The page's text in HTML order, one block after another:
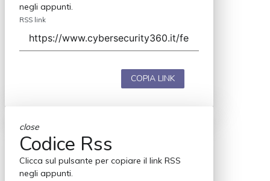
negli appunti.
RSS link
COPIA LINK
close
Codice Rss
Clicca sul pulsante per copiare il link RSS
negli appunti.